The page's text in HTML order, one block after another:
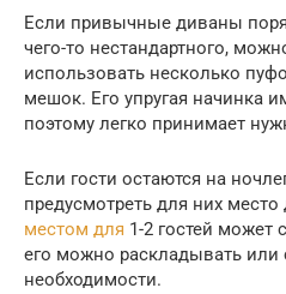
Если привычные диваны
чего-то нестандартного,
использовать несколько
мешок. Его упругая начинка
поэтому легко принимает
Если гости остаются на
предусмотреть для них место
местом для 1-2 гостей может
его можно раскладывать или
необходимости.